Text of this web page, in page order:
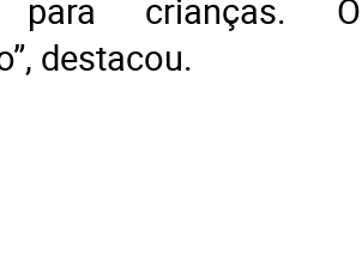
para crianças.
destacou.